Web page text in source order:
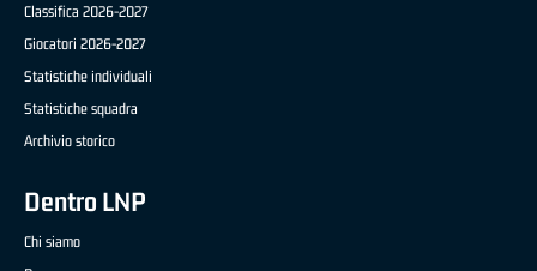
Classifica 2026-2027
Giocatori 2026-2027
Statistiche individuali
Statistiche squadra
Archivio storico
Dentro LNP
Chi siamo